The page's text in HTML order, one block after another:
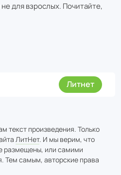
для взрослых. Почитайте,
Литнет
текст произведения. Только
ЛитНет. И мы верим, что
размещены, или самими
Тем самым, авторские права